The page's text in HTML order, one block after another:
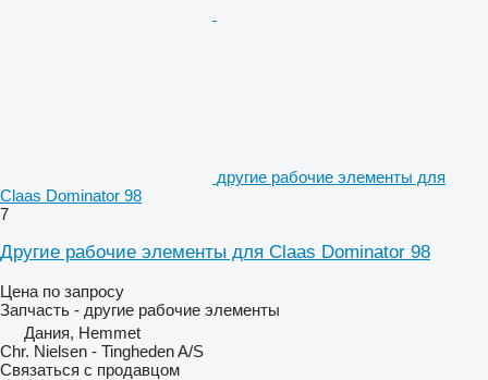
другие рабочие элементы для
Claas Dominator 98
7
Другие рабочие элементы для Claas Dominator 98
Цена по запросу
Запчасть - другие рабочие элементы
Дания, Hemmet
Chr. Nielsen - Tingheden A/S
Связаться с продавцом